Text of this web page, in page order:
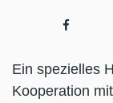
Ein spezielles
Kooperation mit